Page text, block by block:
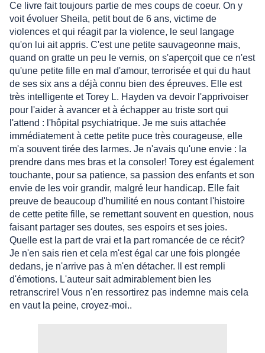
Ce livre fait toujours partie de mes coups de coeur. On y
voit évoluer Sheila, petit bout de 6 ans, victime de
violences et qui réagit par la violence, le seul langage
qu'on lui ait appris. C'est une petite sauvageonne mais,
quand on gratte un peu le vernis, on s'aperçoit que ce n'est
qu'une petite fille en mal d'amour, terrorisée et qui du haut
de ses six ans a déjà connu bien des épreuves. Elle est
très intelligente et Torey L. Hayden va devoir l'apprivoiser
pour l'aider à avancer et à échapper au triste sort qui
l'attend : l'hôpital psychiatrique. Je me suis attachée
immédiatement à cette petite puce très courageuse, elle
m'a souvent tirée des larmes. Je n'avais qu'une envie : la
prendre dans mes bras et la consoler! Torey est également
touchante, pour sa patience, sa passion des enfants et son
envie de les voir grandir, malgré leur handicap. Elle fait
preuve de beaucoup d'humilité en nous contant l'histoire
de cette petite fille, se remettant souvent en question, nous
faisant partager ses doutes, ses espoirs et ses joies.
Quelle est la part de vrai et la part romancée de ce récit?
Je n'en sais rien et cela m'est égal car une fois plongée
dedans, je n'arrive pas à m'en détacher. Il est rempli
d'émotions. L'auteur sait admirablement bien les
retranscrire! Vous n'en ressortirez pas indemne mais cela
en vaut la peine, croyez-moi..